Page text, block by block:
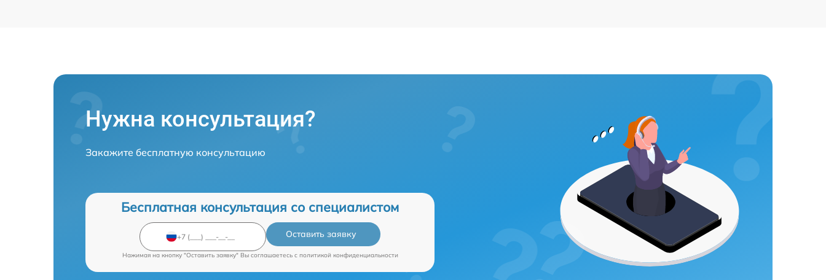
Нужна консультация?
Закажите бесплатную консультацию
Бесплатная консультация со специалистом
Оставить заявку
Нажимая на кнопку "Оставить заявку" Вы соглашаетесь c политикой конфиденциальности